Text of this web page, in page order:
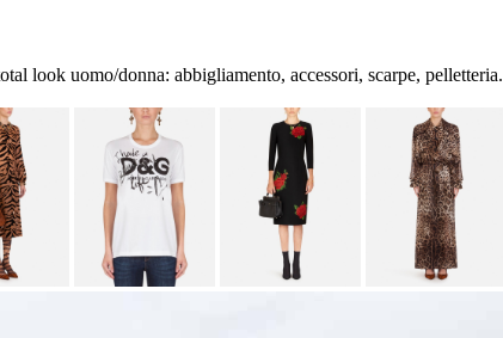
look uomo/donna: abbigliamento, accessori, scarpe, pelletteria.